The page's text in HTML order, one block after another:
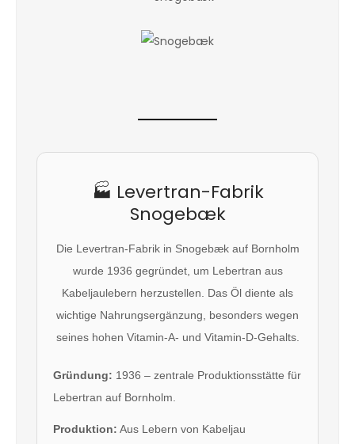
🏭 Levertran-Fabrik
Snogebæk
Die Levertran-Fabrik in Snogebæk auf Bornholm
wurde 1936 gegründet, um Lebertran aus
Kabeljaulebern herzustellen. Das Öl diente als
wichtige Nahrungsergänzung, besonders wegen
seines hohen Vitamin-A- und Vitamin-D-Gehalts.
Gründung: 1936 – zentrale Produktionsstätte für
Lebertran auf Bornholm.
Produktion: Aus Lebern von Kabeljau